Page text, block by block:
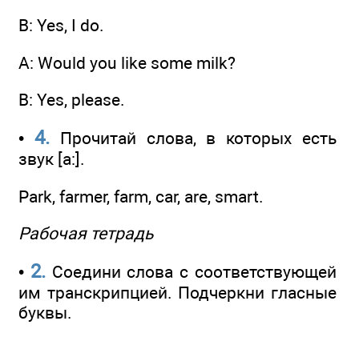
В: Yes, I do.
A: Would you like some milk?
B: Yes, please.
• 4.Прочитай слова, в которых есть
звук [а:].
Park, farmer, farm, car, are, smart.
Рабочая тетрадь
• 2.Соедини слова с соответствующей
им транскрипцией. Подчеркни гласные
буквы.